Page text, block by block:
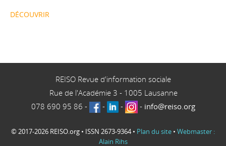
DÉCOUVRIR
REISO Revue d'information sociale
Rue de l'Académie 3 - 1005 Lausanne
078 690 95 86 - - - - info@reiso.org
© 2017-2026 REISO.org • ISSN 2673-9364 • Plan du site • Webmaster :
Alain Rihs